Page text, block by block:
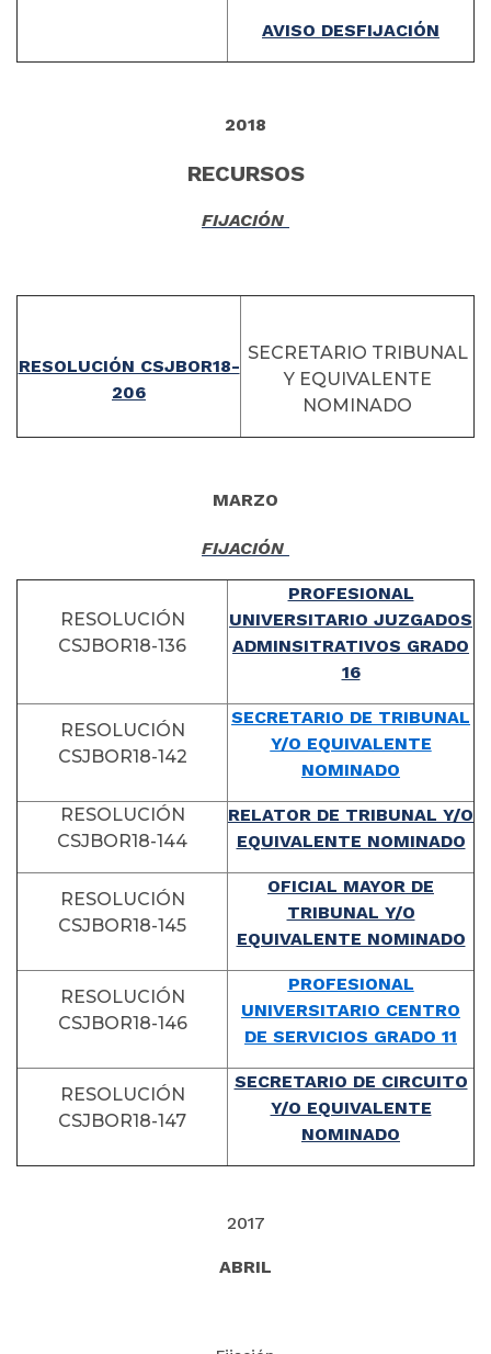
AVISO DESFIJACIÓN
2018
RECURSOS
FIJACIÓN
RESOLUCIÓN CSJBOR18-
206
SECRETARIO TRIBUNAL
Y EQUIVALENTE
NOMINADO
MARZO
FIJACIÓN
RESOLUCIÓN
CSJBOR18-136
PROFESIONAL
UNIVERSITARIO JUZGADOS
ADMINSITRATIVOS GRADO
16
RESOLUCIÓN
CSJBOR18-142
SECRETARIO DE TRIBUNAL
Y/O EQUIVALENTE
NOMINADO
RESOLUCIÓN
CSJBOR18-144
RELATOR DE TRIBUNAL Y/O
EQUIVALENTE NOMINADO
RESOLUCIÓN
CSJBOR18-145
OFICIAL MAYOR DE
TRIBUNAL Y/O
EQUIVALENTE NOMINADO
RESOLUCIÓN
CSJBOR18-146
PROFESIONAL
UNIVERSITARIO CENTRO
DE SERVICIOS GRADO 11
RESOLUCIÓN
CSJBOR18-147
SECRETARIO DE CIRCUITO
Y/O EQUIVALENTE
NOMINADO
2017
ABRIL